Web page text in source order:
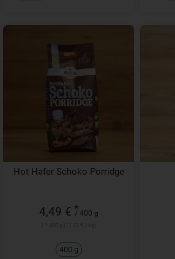
Hot Hafer Schoko Porridge
4,49 € *
/ 400 g
400 g